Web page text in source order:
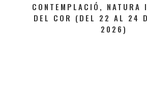
CONTEMPLACIÓ, NATURA
DEL COR (DEL 22 AL 24
2026)